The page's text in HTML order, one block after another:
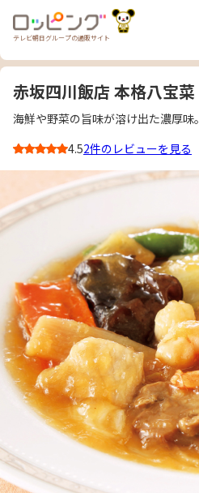
テレビ朝日グループの通販サイト
赤坂四川飯店 本格八宝菜
海鮮や野菜の旨味が溶け出た濃厚味。
4.52件のレビューを見る